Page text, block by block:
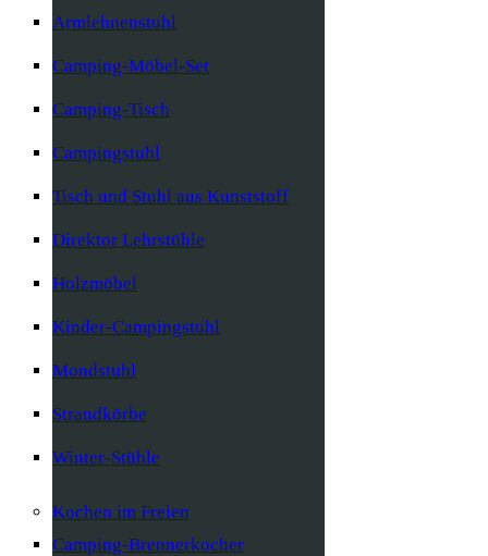
Armlehnenstuhl
Camping-Möbel-Set
Camping-Tisch
Campingstuhl
Tisch und Stuhl aus Kunststoff
Direktor Lehrstühle
Holzmöbel
Kinder-Campingstuhl
Mondstuhl
Strandkörbe
Winter-Stühle
Kochen im Freien
Camping-Brennerkocher